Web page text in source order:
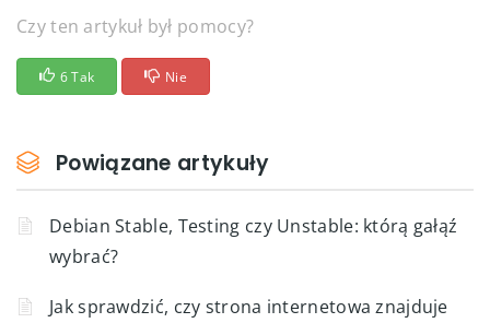
Czy ten artykuł był pomocy?
6 Tak Nie
Powiązane artykuły
Debian Stable, Testing czy Unstable: którą gałąź
wybrać?
Jak sprawdzić, czy strona internetowa znajduje